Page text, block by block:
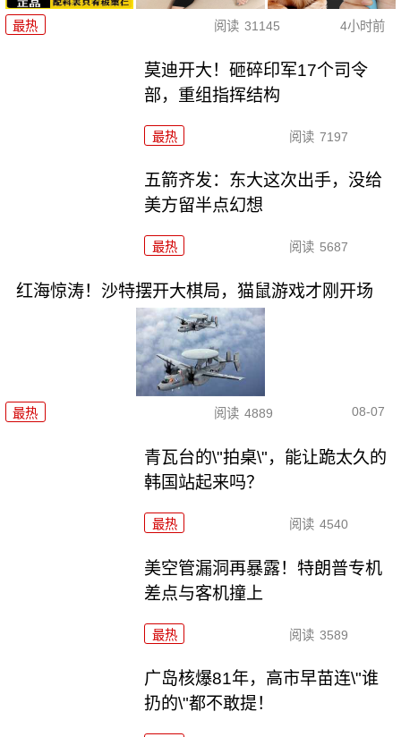
最热 阅读 31145 4小时前
莫迪开大！砸碎印军17个司令
部，重组指挥结构
最热 阅读 7197
五箭齐发：东大这次出手，没给
美方留半点幻想
最热 阅读 5687
红海惊涛！沙特摆开大棋局，猫鼠游戏才刚开场
最热 阅读 4889 08-07
青瓦台的\"拍桌\"，能让跪太久的
韩国站起来吗？
最热 阅读 4540
美空管漏洞再暴露！特朗普专机
差点与客机撞上
最热 阅读 3589
广岛核爆81年，高市早苗连\"谁
扔的\"都不敢提！